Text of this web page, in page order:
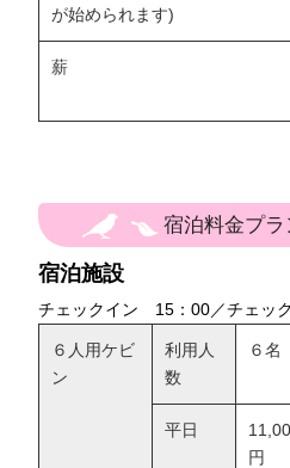
が始められます)
薪
宿泊料金プ
宿泊施設
チェックイン 15：00／チェッ
６人用ケビ
ン
利用人
数
６名
平日
円